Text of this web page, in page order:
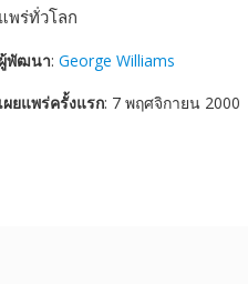
แพร่ทั่วโลก
ผู้พัฒนา: George Williams
เผยแพร่ครั้งแรก: 7 พฤศจิกายน 2000